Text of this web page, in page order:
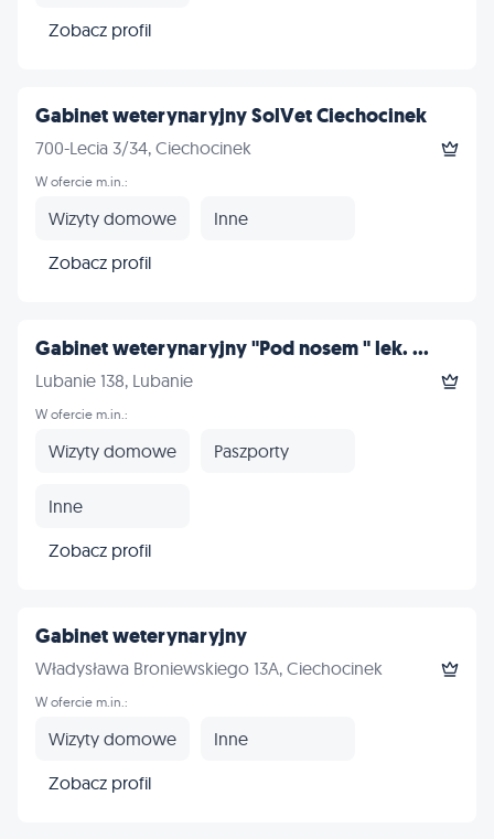
Zobacz profil
Gabinet weterynaryjny SolVet Ciechocinek
700-Lecia 3/34, Ciechocinek
W ofercie m.in.:
Wizyty domowe
Inne
Zobacz profil
Gabinet weterynaryjny "Pod nosem " lek. ...
Lubanie 138, Lubanie
W ofercie m.in.:
Wizyty domowe Paszporty
Inne
Zobacz profil
Gabinet weterynaryjny
Władysława Broniewskiego 13A, Ciechocinek
W ofercie m.in.:
Wizyty domowe
Inne
Zobacz profil